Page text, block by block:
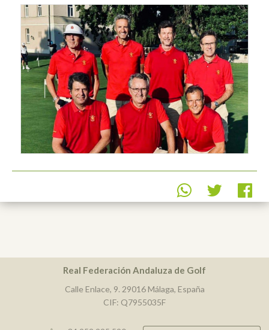
Real Federación Andaluza de Golf
Calle Enlace, 9. 29016 Málaga, España
CIF: Q7955035F